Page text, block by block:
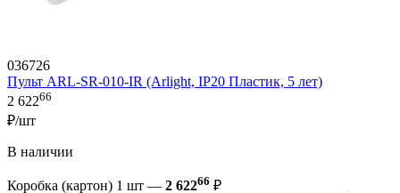
036726
Пульт ARL-SR-010-IR (Arlight, IP20 Пластик, 5 лет)
2 62266
₽/шт
В наличии
Коробка (картон) 1 шт — 2 62266 ₽